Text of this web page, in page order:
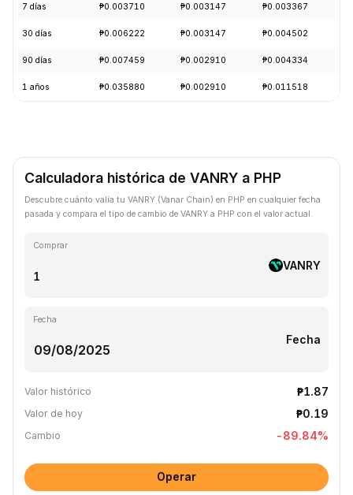
7 días ₱0.003710 ₱0.003147 ₱0.003367
30 días ₱0.006222 ₱0.003147 ₱0.004502
90 días ₱0.007459 ₱0.002910 ₱0.004334
1 años ₱0.035880 ₱0.002910 ₱0.011518
Calculadora histórica de VANRY a PHP
Descubre cuánto valía tu VANRY (Vanar Chain) en PHP en cualquier fecha
pasada y compara el tipo de cambio de VANRY a PHP con el valor actual.
Comprar
VANRY
Fecha
Fecha
Valor histórico ₱1.87
Valor de hoy ₱0.19
Cambio -89.84%
Operar